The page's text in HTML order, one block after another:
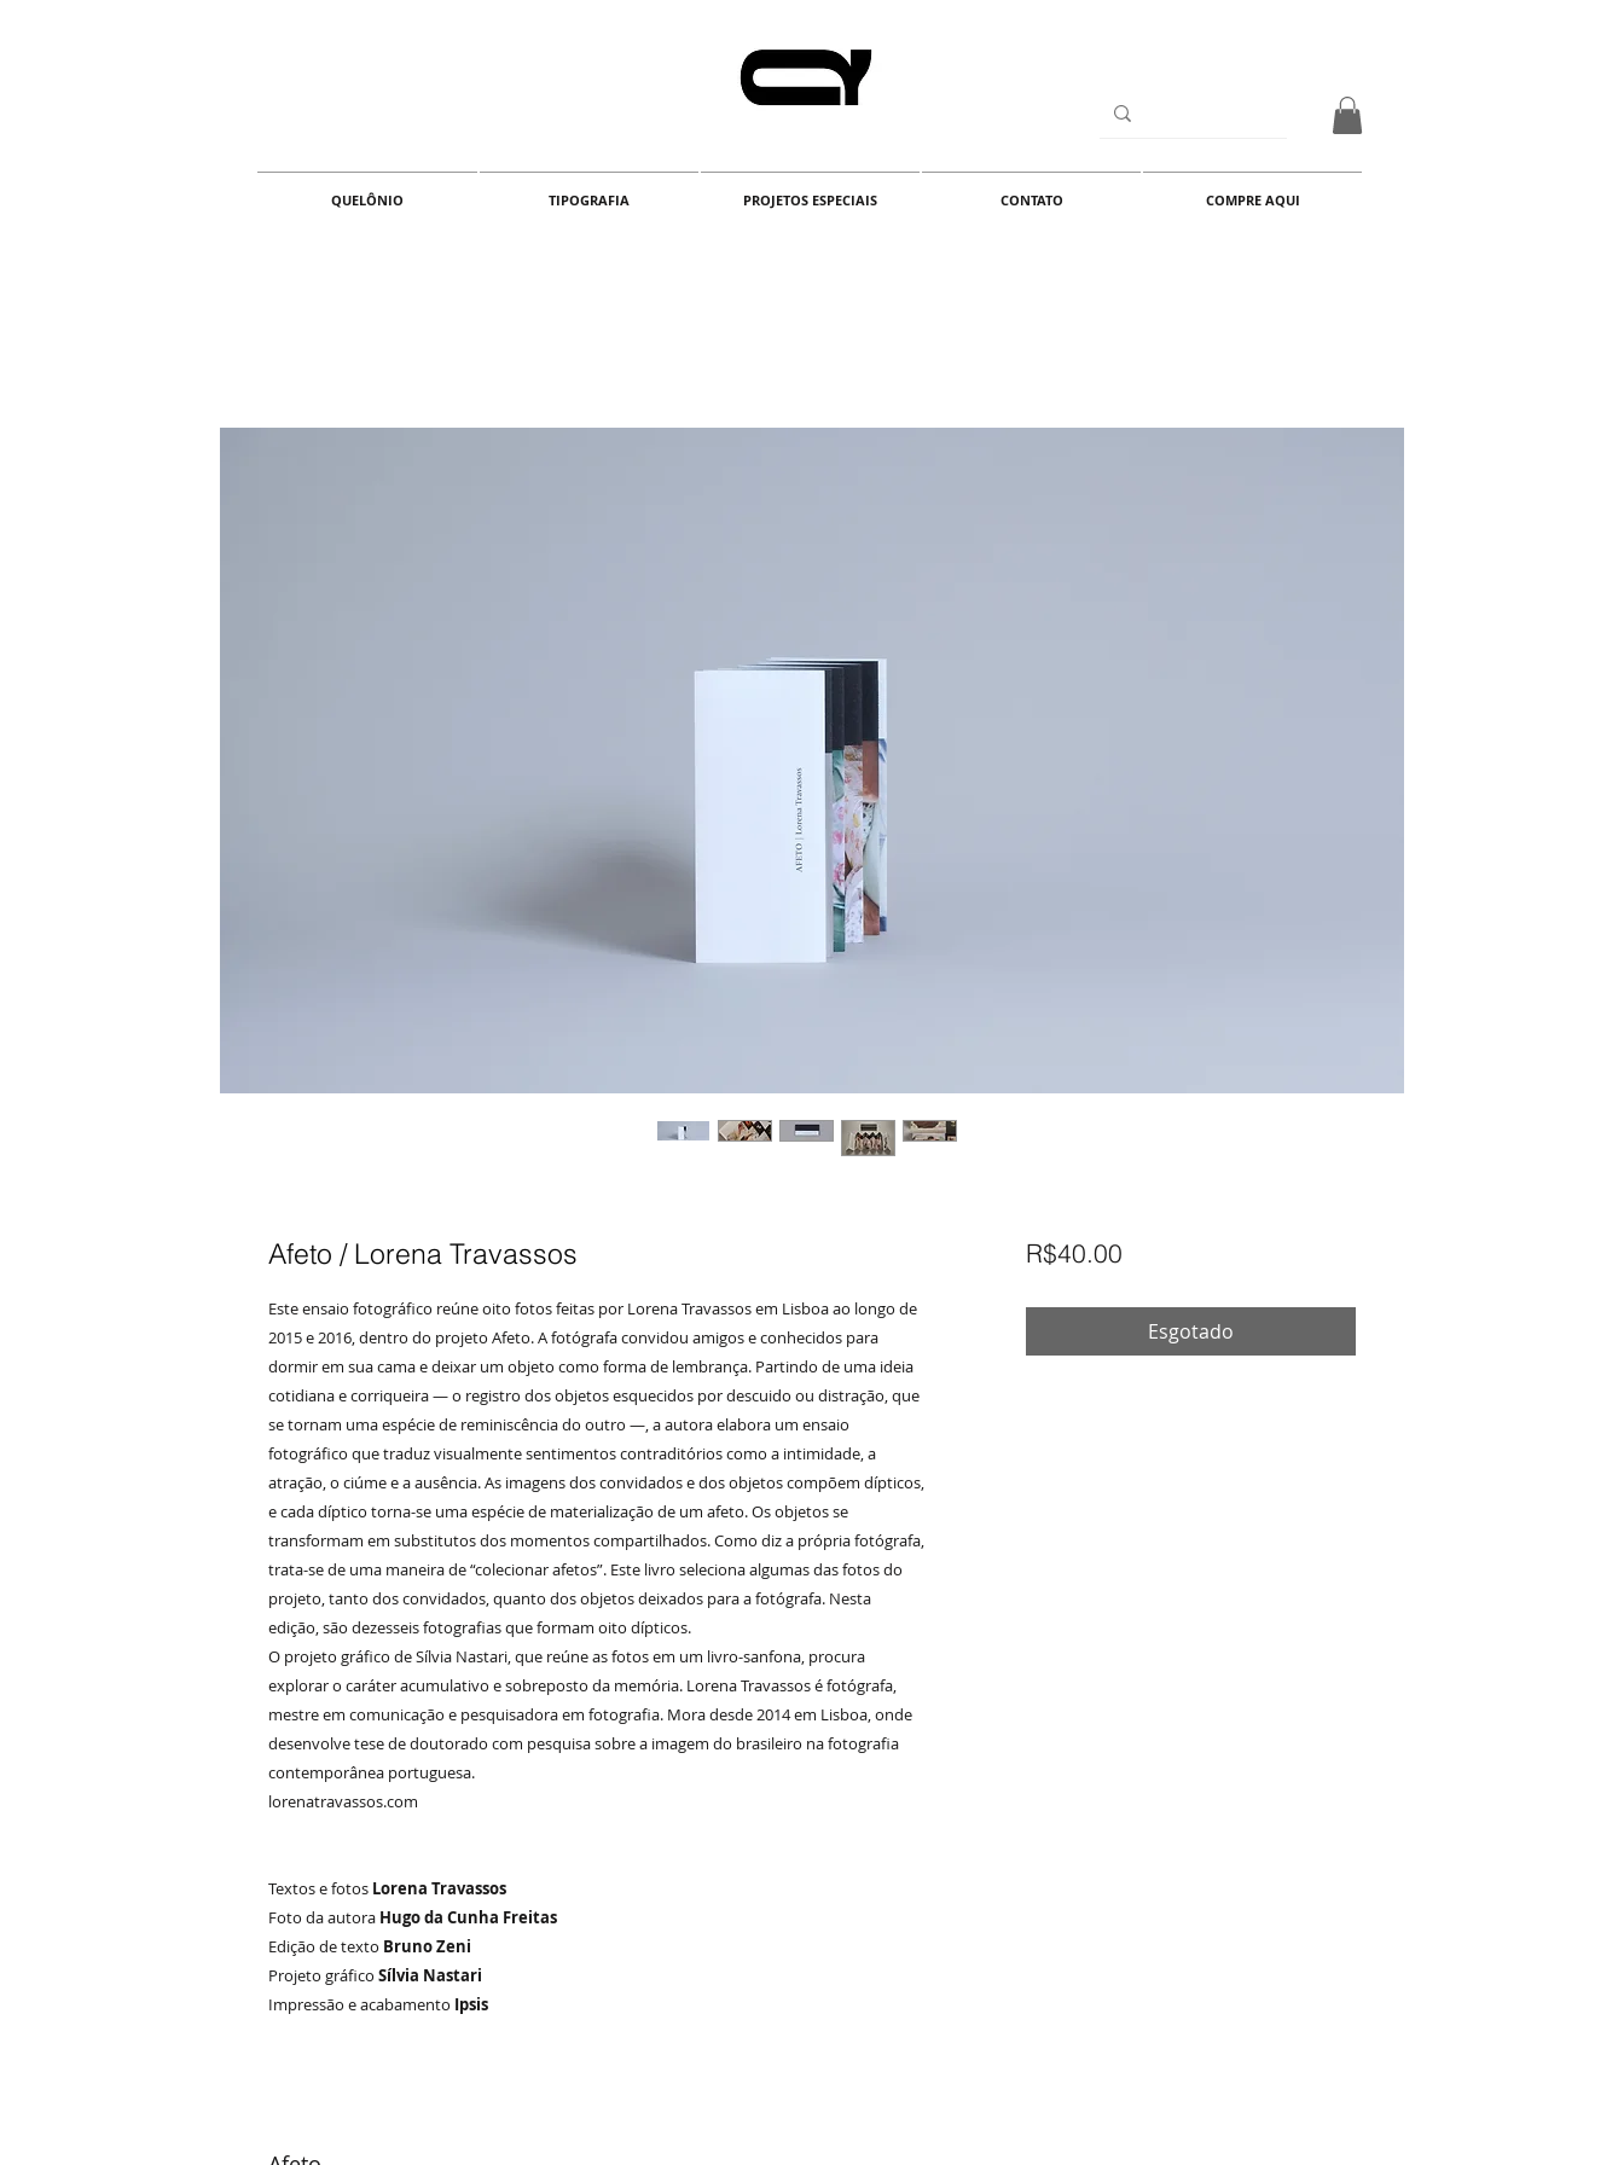
QUELÔNIO TIPOGRAFIA PROJETOS ESPECIAIS CONTATO COMPRE AQUI
Afeto / Lorena Travassos
Este ensaio fotográfico reúne oito fotos feitas por Lorena Travassos em Lisboa ao longo de
2015 e 2016, dentro do projeto Afeto. A fotógrafa convidou amigos e conhecidos para
dormir em sua cama e deixar um objeto como forma de lembrança. Partindo de uma ideia
cotidiana e corriqueira — o registro dos objetos esquecidos por descuido ou distração, que
se tornam uma espécie de reminiscência do outro —, a autora elabora um ensaio
fotográfico que traduz visualmente sentimentos contraditórios como a intimidade, a
atração, o ciúme e a ausência. As imagens dos convidados e dos objetos compõem dípticos,
e cada díptico torna-se uma espécie de materialização de um afeto. Os objetos se
transformam em substitutos dos momentos compartilhados. Como diz a própria fotógrafa,
trata-se de uma maneira de “colecionar afetos”.​ Este livro seleciona algumas das fotos do
projeto, tanto dos convidados, quanto dos objetos deixados para a fotógrafa. Nesta
edição, são dezesseis fotografias que formam oito dípticos.
O projeto gráfico de Sílvia Nastari, que reúne as fotos em um livro-sanfona, procura
explorar o caráter acumulativo e sobreposto da memória. Lorena Travassos é fotógrafa,
mestre em comunicação e pesquisadora em fotografia. Mora desde 2014 em Lisboa, onde
desenvolve tese de doutorado com pesquisa sobre a imagem do brasileiro na fotografia
contemporânea portuguesa.
lorenatravassos.com
Textos e fotos Lorena Travassos
Foto da autora Hugo da Cunha Freitas
Edição de texto Bruno Zeni
Projeto gráfico Sílvia Nastari
Impressão e acabamento Ipsis
R$40.00Preço
Esgotado